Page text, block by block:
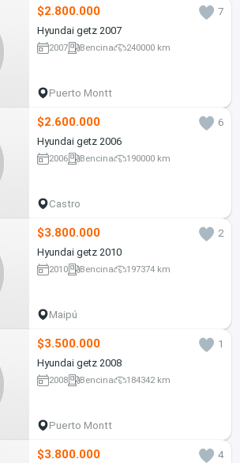
$2.800.000
7
Hyundai getz 2007
2007 Bencina 240000 km
Puerto Montt
$2.600.000
6
Hyundai getz 2006
2006 Bencina 190000 km
Castro
$3.800.000
2
Hyundai getz 2010
2010 Bencina 197374 km
Maipú
$3.500.000
1
Hyundai getz 2008
2008 Bencina 184342 km
Puerto Montt
$3.800.000
4